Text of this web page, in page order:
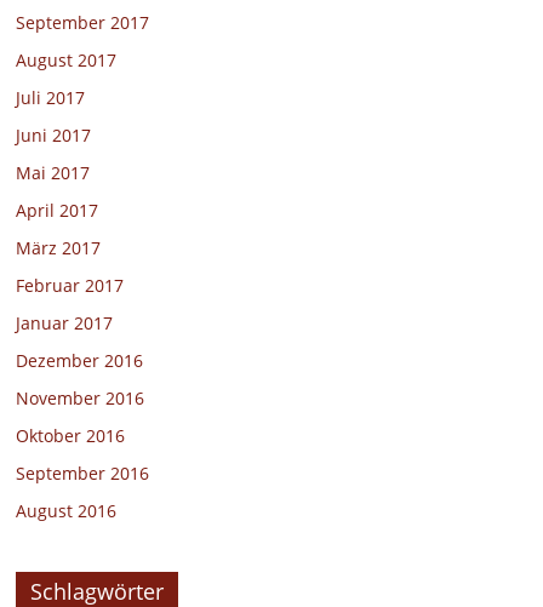
September 2017
August 2017
Juli 2017
Juni 2017
Mai 2017
April 2017
März 2017
Februar 2017
Januar 2017
Dezember 2016
November 2016
Oktober 2016
September 2016
August 2016
Schlagwörter